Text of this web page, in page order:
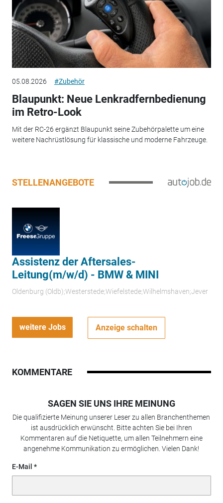
05.08.2026 #Zubehör
Blaupunkt: Neue Lenkradfernbedienung
im Retro-Look
Mit der RC-26 ergänzt Blaupunkt seine Zubehörpalette um eine
weitere Nachrüstlösung für klassische und moderne Fahrzeuge.
STELLENANGEBOTE
Assistenz der Aftersales-
Leitung(m/w/d) - BMW & MINI
Oldenburg (Oldb);Westerstede;Wiefelstede;Wilhelmshaven;Jever
weitere Jobs Anzeige schalten
KOMMENTARE
SAGEN SIE UNS IHRE MEINUNG
Die qualifizierte Meinung unserer Leser zu allen Branchenthemen
ist ausdrücklich erwünscht. Bitte achten Sie bei Ihren
Kommentaren auf die Netiquette, um allen Teilnehmern eine
angenehme Kommunikation zu ermöglichen. Vielen Dank!
E-Mail